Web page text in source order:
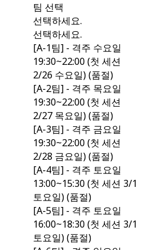
팀 선택
선택하세요.
선택하세요.
[A-1팀] - 격주 수요일
19:30~22:00 (첫 세션
2/26 수요일) (품절)
[A-2팀] - 격주 목요일
19:30~22:00 (첫 세션
2/27 목요일) (품절)
[A-3팀] - 격주 금요일
19:30~22:00 (첫 세션
2/28 금요일) (품절)
[A-4팀] - 격주 토요일
13:00~15:30 (첫 세션 3/1
토요일) (품절)
[A-5팀] - 격주 토요일
16:00~18:30 (첫 세션 3/1
토요일) (품절)